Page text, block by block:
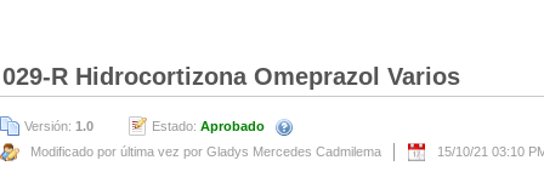
029-R Hidrocortizona Omeprazol Varios
Versión: 1.0 Estado: Aprobado
Modificado por última vez por Gladys Mercedes Cadmilema
15/10/21 03:10